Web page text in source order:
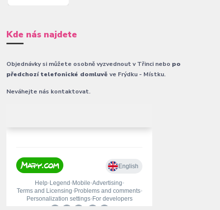
Kde nás najdete
Objednávky si můžete osobně vyzvednout v Třinci nebo po
předchozí telefonické domluvěve Frýdku - Místku.
Neváhejte nás kontaktovat.